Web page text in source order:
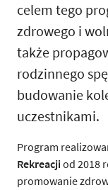
celem tego
zdrowego i
także
rodzinnego
budowanie
uczestnikami.
Program
Rekreacji od 2018
promowanie